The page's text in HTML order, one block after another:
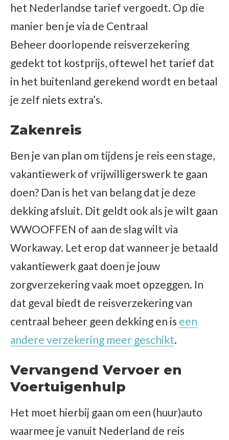
het Nederlandse tarief vergoedt. Op die
manier ben je via de Centraal
Beheer doorlopende reisverzekering
gedekt tot kostprijs, oftewel het tarief dat
in het buitenland gerekend wordt en betaal
je zelf niets extra’s.
Zakenreis
Ben je van plan om tijdens je reis een stage,
vakantiewerk of vrijwilligerswerk te gaan
doen? Dan is het van belang dat je deze
dekking afsluit. Dit geldt ook als je wilt gaan
WWOOFFEN of aan de slag wilt via
Workaway. Let erop dat wanneer je betaald
vakantiewerk gaat doen je jouw
zorgverzekering vaak moet opzeggen. In
dat geval biedt de reisverzekering van
centraal beheer geen dekking en is een
andere verzekering meer geschikt.
Vervangend Vervoer en
Voertuigenhulp
Het moet hierbij gaan om een (huur)auto
waarmee je vanuit Nederland de reis